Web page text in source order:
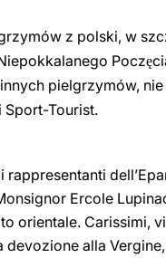
z polski, w
Poczę
pielgrzymów,
Sport-Tourist.
Ercole
orientale. Carissimi,
devozione alla